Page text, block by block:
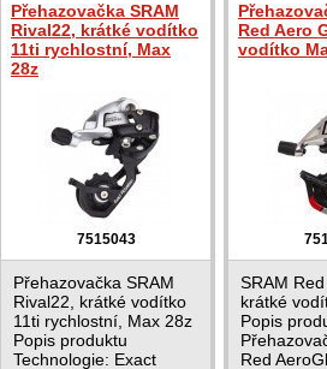
Přehazovačka SRAM
Rival22, krátké vodítko
11ti rychlostní, Max
28z
7515043
Přehazovačka SRAM
Rival22, krátké vodítko
11ti rychlostní, Max 28z
Popis produktu
Technologie: Exact
Red Aero
vodítko
SRAM
krátké
Popis
Red